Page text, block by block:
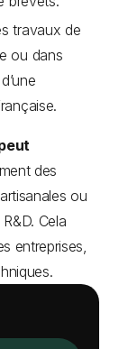
travaux de
ou dans
des
ou
Cela
entreprises,